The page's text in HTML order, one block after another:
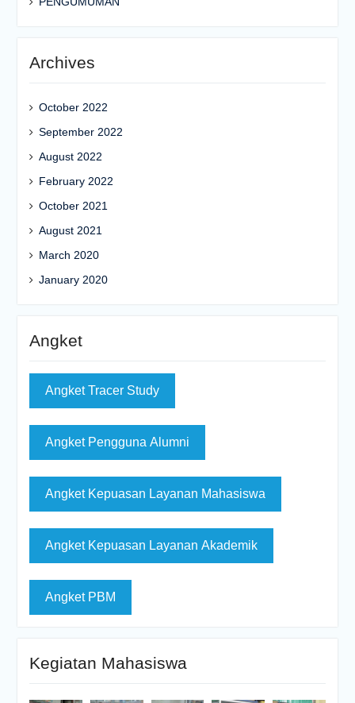
Archives
October 2022
September 2022
August 2022
February 2022
October 2021
August 2021
March 2020
January 2020
Angket
Angket Tracer Study
Angket Pengguna Alumni
Angket Kepuasan Layanan Mahasiswa
Angket Kepuasan Layanan Akademik
Angket PBM
Kegiatan Mahasiswa